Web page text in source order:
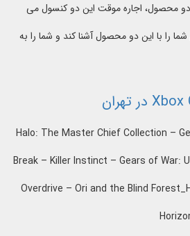
محصول، اجاره موقت این دو کنسول می
را با این دو محصول آشنا کند و شما را به
Halo: The Master Chief Collection –
Break – Killer Instinct – Gears of War:
Overdrive – Ori and the Blind